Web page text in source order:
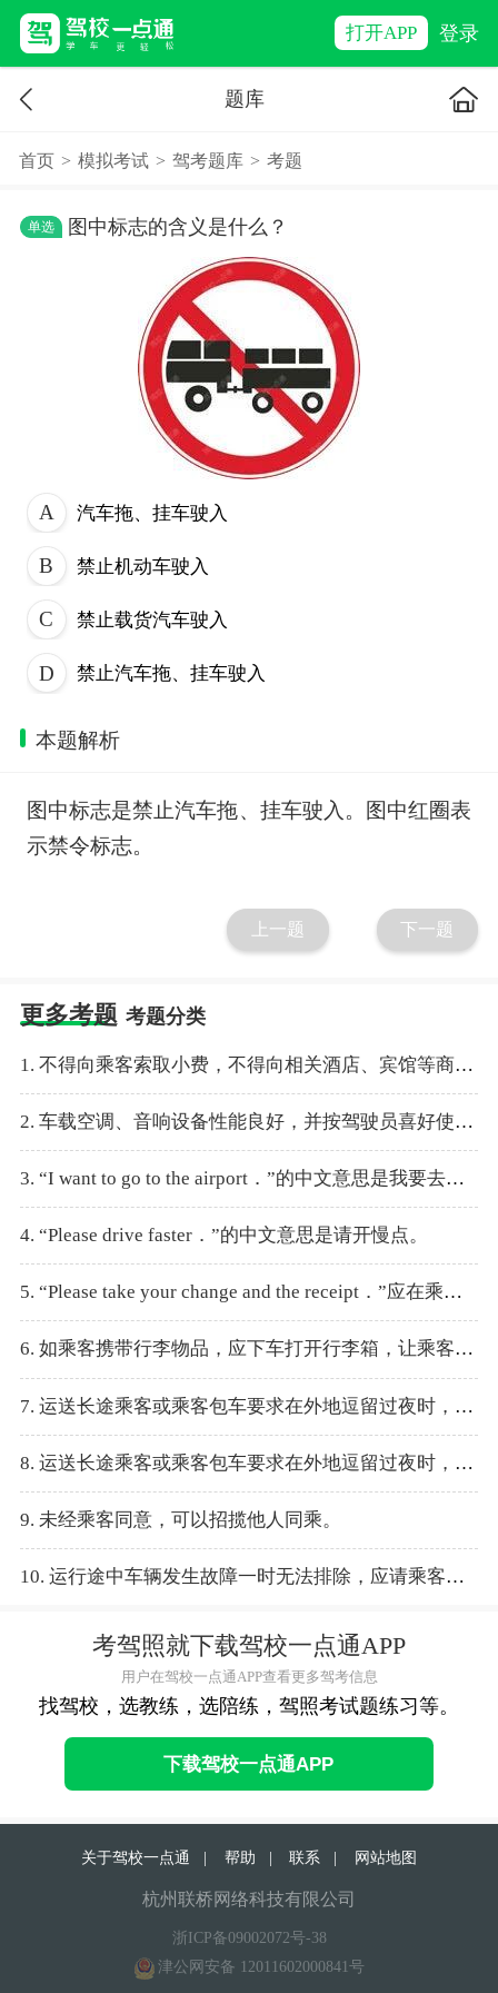
打开APP 登录
题库
首页 > 模拟考试 > 驾考题库 > 考题
单选 图中标志的含义是什么？
汽车拖、挂车驶入
禁止机动车驶入
禁止载货汽车驶入
禁止汽车拖、挂车驶入
本题解析
图中标志是禁止汽车拖、挂车驶入。图中红圈表
示禁令标志。
上一题 下一题
更多考题 考题分类
1. 不得向乘客索取小费，不得向相关酒店、宾馆等商业单位索取回扣。
2. 车载空调、音响设备性能良好，并按驾驶员喜好使用。
3. “I want to go to the airport．”的中文意思是我要去车站。
4. “Please drive faster．”的中文意思是请开慢点。
5. “Please take your change and the receipt．”应在乘客上车时说。
6. 如乘客携带行李物品，应下车打开行李箱，让乘客自己将行李安放好。
7. 运送长途乘客或乘客包车要求在外地逗留过夜时，从业人员须报企业及向有关部门登记目的地、途经路线及乘客身份等。
8. 运送长途乘客或乘客包车要求在外地逗留过夜时，从业人员无需报备。
9. 未经乘客同意，可以招揽他人同乘。
10. 运行途中车辆发生故障一时无法排除，应请乘客改乘其他车辆。
考驾照就下载驾校一点通APP
用户在驾校一点通APP查看更多驾考信息
找驾校，选教练，选陪练，驾照考试题练习等。
下载驾校一点通APP
关于驾校一点通 | 帮助 | 联系 | 网站地图
杭州联桥网络科技有限公司
浙ICP备09002072号-38
津公网安备 12011602000841号